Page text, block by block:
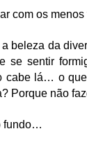
com os menos
beleza da
se sentir
cabe lá… o
Porque não
fundo…